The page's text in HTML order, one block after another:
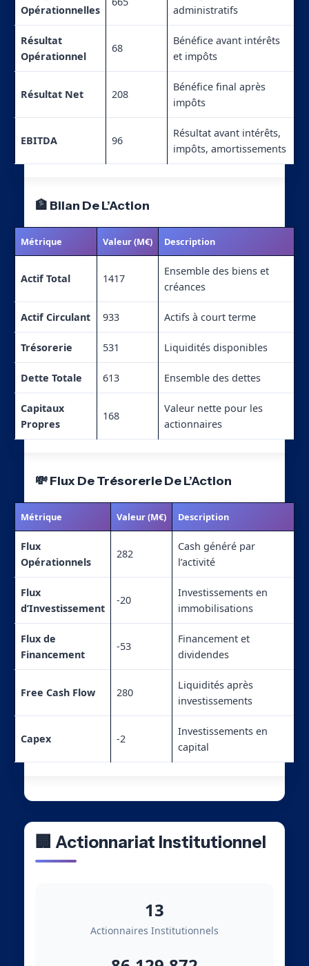
Opérationnelles
administratifs
Résultat
Opérationnel
68
Bénéfice avant intérêts
et impôts
Résultat Net 208
Bénéfice final après
impôts
EBITDA 96
Résultat avant intérêts,
impôts, amortissements
🏦 Bilan De L’Action
Métrique Valeur (M€) Description
Actif Total 1417
Ensemble des biens et
créances
Actif Circulant 933 Actifs à court terme
Trésorerie 531 Liquidités disponibles
Dette Totale 613 Ensemble des dettes
Capitaux
Propres
168
Valeur nette pour les
actionnaires
💸 Flux De Trésorerie De L’Action
Métrique Valeur (M€) Description
Flux
Opérationnels
282
Cash généré par
l’activité
Flux
d’Investissement
-20
Investissements en
immobilisations
Flux de
Financement
-53
Financement et
dividendes
Free Cash Flow 280
Liquidités après
investissements
Capex -2
Investissements en
capital
🏢 Actionnariat Institutionnel
13
Actionnaires Institutionnels